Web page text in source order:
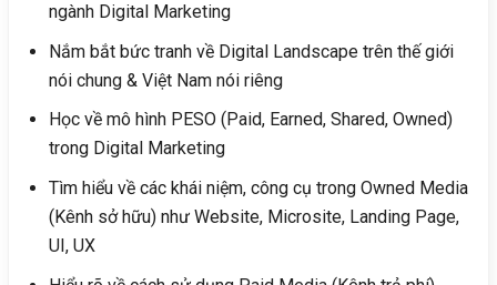
ngành Digital Marketing
Nắm bắt bức tranh về Digital Landscape trên thế giới
nói chung & Việt Nam nói riêng
Học về mô hình PESO (Paid, Earned, Shared, Owned)
trong Digital Marketing
Tìm hiểu về các khái niệm, công cụ trong Owned Media
(Kênh sở hữu) như Website, Microsite, Landing Page,
UI, UX